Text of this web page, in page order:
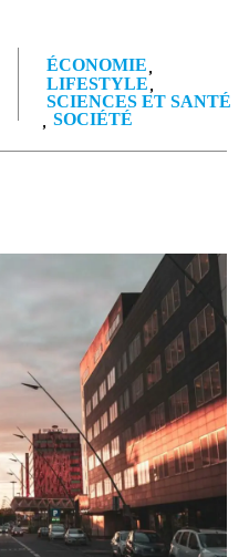
ÉCONOMIE
LIFESTYLE
SCIENCES ET SANTÉ
SOCIÉTÉ